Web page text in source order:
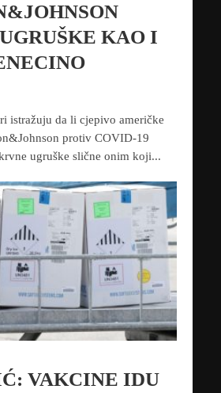
KAO I
istražuju da li cjepivo američke
protiv COVID-19
ugruške slične onim koji...
VAKCINE IDU